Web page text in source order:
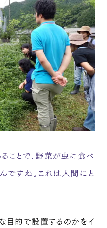
ことで、野菜が虫に食べ
ですね。これは人間にと
目的で設置するのかをイ